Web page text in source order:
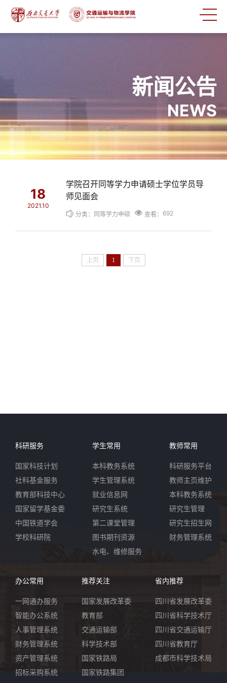
新闻公告
NEWS
18
2021.10
学院召开同等学力申请硕士学位学员导
师见面会
分类：同等学力申硕 查看： 692
上页 1 下页
科研服务
国家科技计划
社科基金服务
教育部科技中心
国家留学基金委
中国铁道学会
学校科研院
学生常用
本科教务系统
学生管理系统
就业信息网
研究生系统
第二课堂管理
图书期刊资源
水电、维修服务
教师常用
科研服务平台
教师主页维护
本科教务系统
研究生管理
研究生招生网
财务管理系统
办公常用
一网通办服务
智能办公系统
人事管理系统
财务管理系统
资产管理系统
招标采购系统
推荐关注
国家发展改革委
教育部
交通运输部
科学技术部
国家铁路局
国家铁路集团
省内推荐
四川省发展改革委
四川省科学技术厅
四川省交通运输厅
四川省教育厅
成都市科学技术局